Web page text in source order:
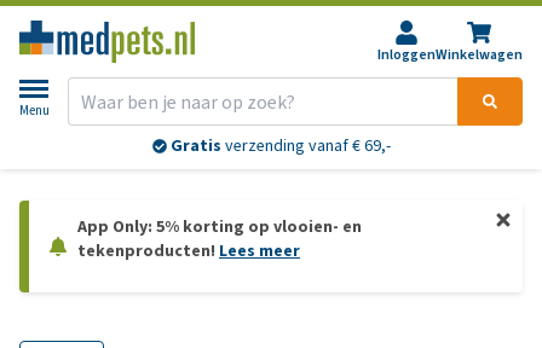
InloggenWinkelwagen
Menu
Gratis verzending vanaf € 69,-
App Only: 5% korting op vlooien- en
tekenproducten! Lees meer